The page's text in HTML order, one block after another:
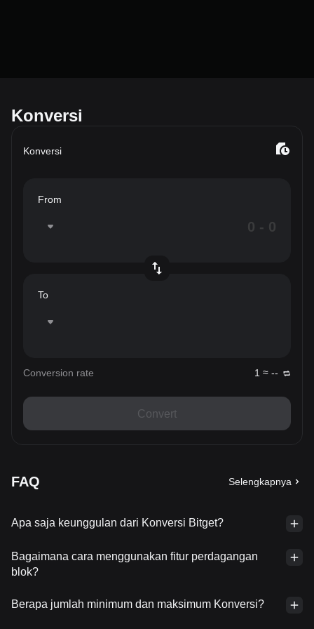
Konversi
Konversi
From
To
Conversion rate 1 ≈ --
Convert
FAQ Selengkapnya
Apa saja keunggulan dari Konversi Bitget?
Bagaimana cara menggunakan fitur perdagangan
blok?
Berapa jumlah minimum dan maksimum Konversi?